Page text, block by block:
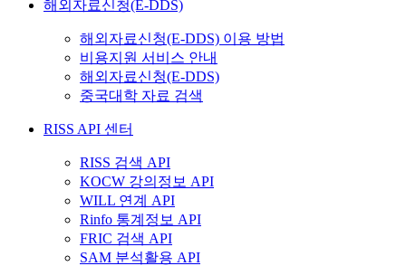
해외자료신청(E-DDS)
해외자료신청(E-DDS) 이용 방법
비용지원 서비스 안내
해외자료신청(E-DDS)
중국대학 자료 검색
RISS API 센터
RISS 검색 API
KOCW 강의정보 API
WILL 연계 API
Rinfo 통계정보 API
FRIC 검색 API
SAM 분석활용 API